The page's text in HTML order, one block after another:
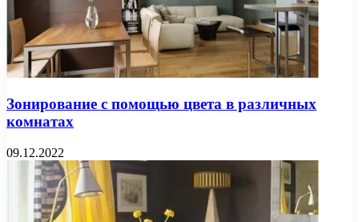
Зонирование с помощью цвета в различных
комнатах
09.12.2022